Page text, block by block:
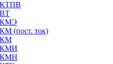
КТПВ
КМЭ
(пост. ток)
КМ
КМИ
КМН